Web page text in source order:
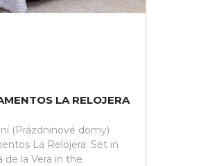
LA RELOJERA
(Prázdninové domy)
La Relojera. Set in
de la Vera in the